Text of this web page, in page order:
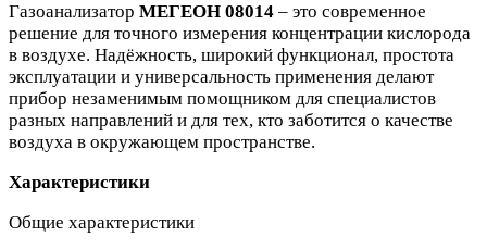
Газоанализатор МЕГЕОН 08014 – это современное
решение для точного измерения концентрации кислорода
в воздухе. Надёжность, широкий функционал, простота
эксплуатации и универсальность применения делают
прибор незаменимым помощником для специалистов
разных направлений и для тех, кто заботится о качестве
воздуха в окружающем пространстве.
Характеристики
Общие характеристики